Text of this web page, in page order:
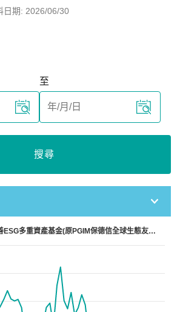
日期: 2026/06/30
至
搜尋
displaying categories.
displaying values. Data ranges from
ESG多重資產基金(原PGIM保德信全球生態友…